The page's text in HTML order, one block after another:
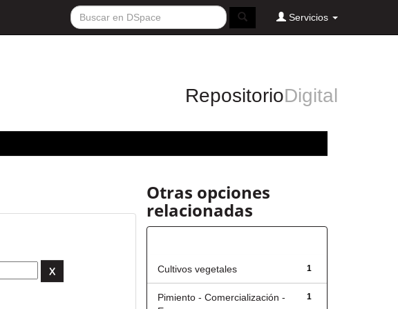
Servicios
RepositorioDigital
Otras opciones
relacionadas
1
Cultivos vegetales
1
Pimiento - Comercialización -